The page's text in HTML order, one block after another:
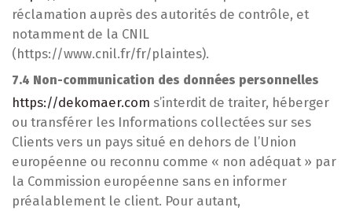
réclamation auprès des autorités de contrôle, et
notamment de la CNIL
(https://www.cnil.fr/fr/plaintes).
7.4 Non-communication des données personnelles
https://dekomaer.com s’interdit de traiter, héberger
ou transférer les Informations collectées sur ses
Clients vers un pays situé en dehors de l’Union
européenne ou reconnu comme « non adéquat » par
la Commission européenne sans en informer
préalablement le client. Pour autant,